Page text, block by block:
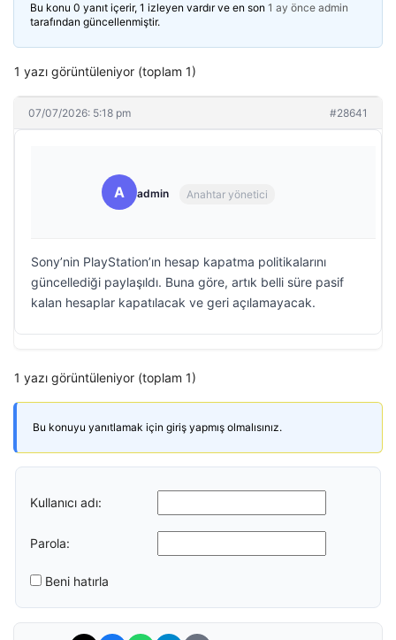
Bu konu 0 yanıt içerir, 1 izleyen vardır ve en son 1 ay önce admin
tarafından güncellenmiştir.
1 yazı görüntüleniyor (toplam 1)
07/07/2026: 5:18 pm #28641
A admin Anahtar yönetici
Sony’nin PlayStation’ın hesap kapatma politikalarını
güncellediği paylaşıldı. Buna göre, artık belli süre pasif
kalan hesaplar kapatılacak ve geri açılamayacak.
1 yazı görüntüleniyor (toplam 1)
Bu konuyu yanıtlamak için giriş yapmış olmalısınız.
Kullanıcı adı:
Parola:
Beni hatırla